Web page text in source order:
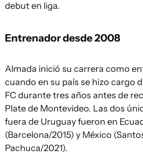
debut en liga.
Entrenador desde 2008
Almada inició su carrera como
cuando en su país se hizo cargo
FC durante tres años antes de
Plate de Montevideo. Las dos
fuera de Uruguay fueron en
(Barcelona/2015) y México
Pachuca/2021).